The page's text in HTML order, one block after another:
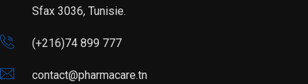
Sfax 3036, Tunisie.
(+216)74 899 777
contact@pharmacare.tn